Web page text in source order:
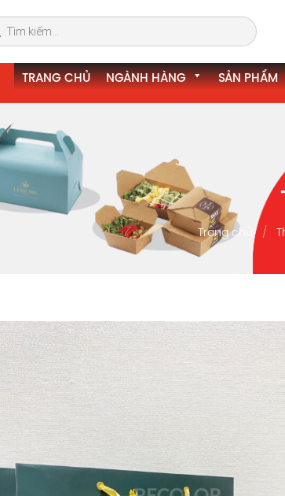
TRANG CHỦ NGÀNH HÀNG SẢN PHẨM
Trang chủ